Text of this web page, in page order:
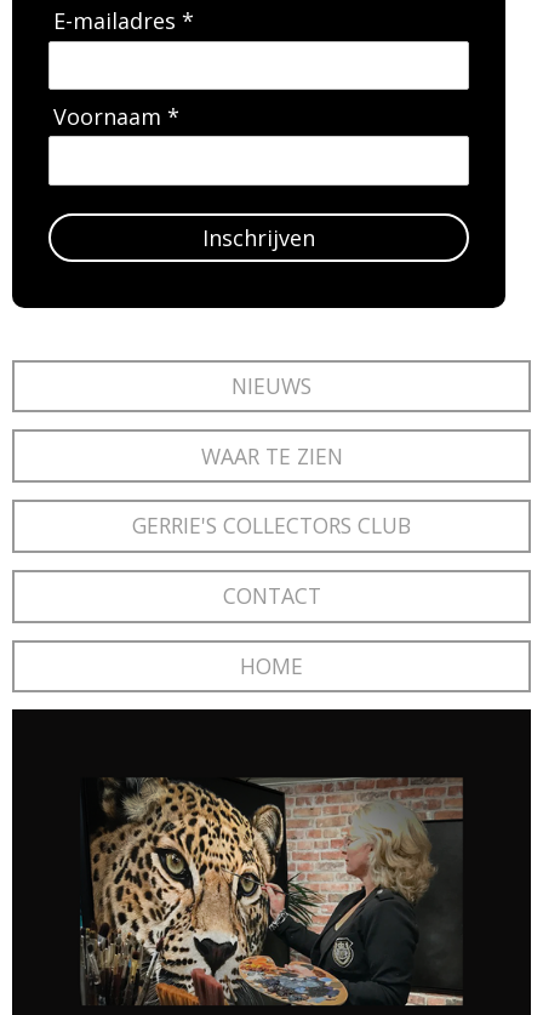
E-mailadres *
Voornaam *
Inschrijven
NIEUWS
WAAR TE ZIEN
GERRIE'S COLLECTORS CLUB
CONTACT
HOME